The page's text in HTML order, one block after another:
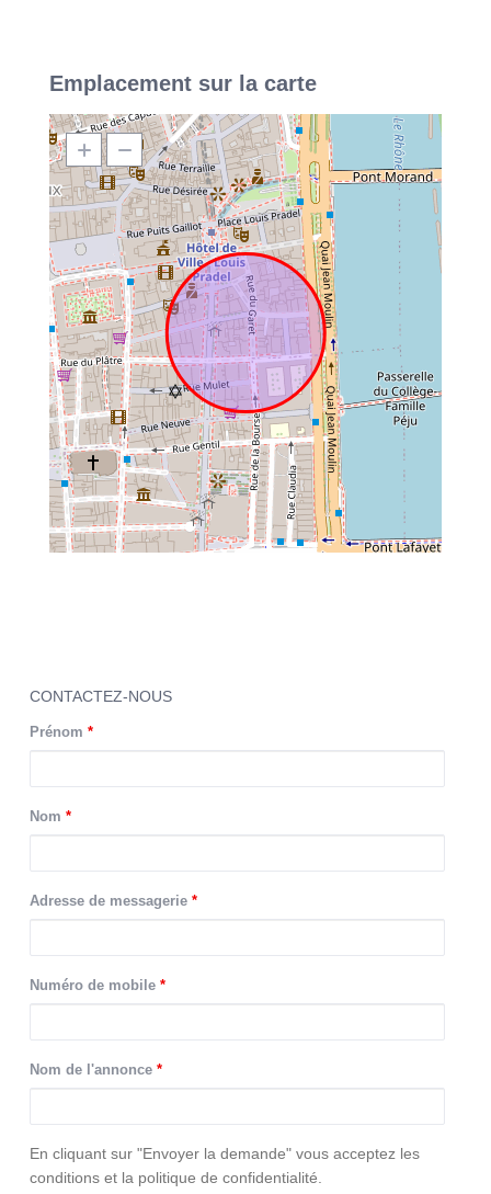
Emplacement sur la carte
CONTACTEZ-NOUS
Prénom *
Nom *
Adresse de messagerie *
Numéro de mobile *
Nom de l'annonce *
consentement
En cliquant sur "Envoyer la demande" vous acceptez les
conditions et la politique de confidentialité.